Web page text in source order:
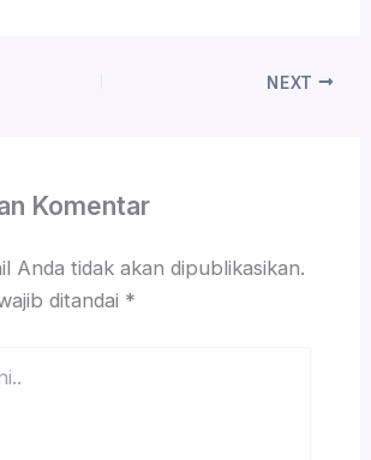
NEXT
Komentar
Anda tidak akan dipublikasikan.
ditandai *